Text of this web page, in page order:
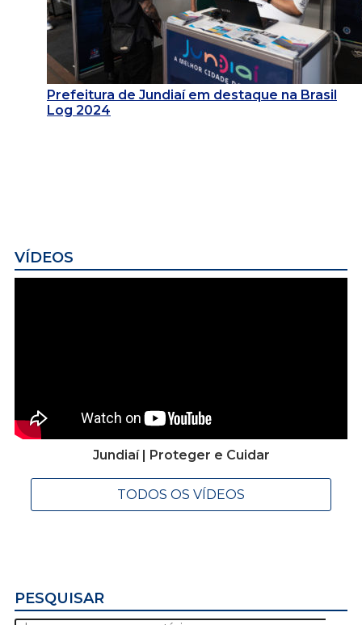
Prefeitura de Jundiaí em destaque na Brasil
Log 2024
VÍDEOS
Jundiaí | Proteger e Cuidar
TODOS OS VÍDEOS
PESQUISAR